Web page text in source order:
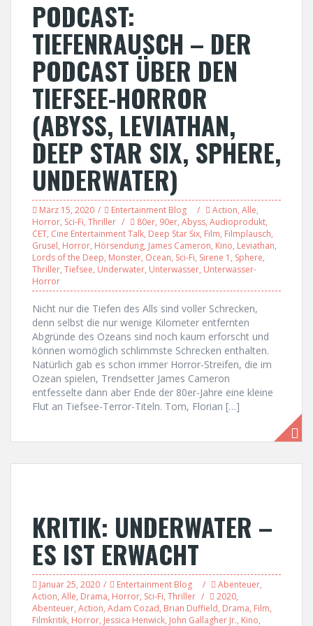
PODCAST:
TIEFENRAUSCH – DER
PODCAST ÜBER DEN
TIEFSEE-HORROR
(ABYSS, LEVIATHAN,
DEEP STAR SIX, SPHERE,
UNDERWATER)
März 15, 2020 Entertainment Blog Action, Alle,
Horror, Sci-Fi, Thriller 80er, 90er, Abyss, Audioprodukt,
CET, Cine Entertainment Talk, Deep Star Six, Film, Filmplausch,
Grusel, Horror, Hörsendung, James Cameron, Kino, Leviathan,
Lords of the Deep, Monster, Ocean, Sci-Fi, Sirene 1 , Sphere,
Thriller, Tiefsee, Underwater, Unterwasser, Unterwasser-
Horror
Nicht nur die Tiefen des Alls sind voller Schrecken,
denn selbst die nur wenige Kilometer entfernten
Abgründe des Ozeans sind noch kaum erforscht und
können womöglich schlimmste Schrecken enthalten.
Natürlich gab es schon immer Horror-Streifen, die im
Ozean spielen, Trendsetter James Cameron
entfesselte dann aber Ende der 80er-Jahre eine kleine
Flut an Tiefsee-Terror-Titeln. Tom, Florian […]
KRITIK: UNDERWATER –
ES IST ERWACHT
Januar 25, 2020 Entertainment Blog Abenteuer,
Action, Alle, Drama, Horror, Sci-Fi, Thriller 2020,
Abenteuer, Action, Adam Cozad, Brian Duffield, Drama, Film,
Filmkritik, Horror, Jessica Henwick, John Gallagher Jr., Kino,